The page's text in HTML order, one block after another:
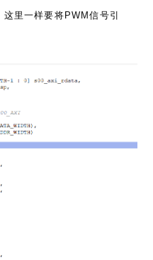
里一样要将PWM信号引